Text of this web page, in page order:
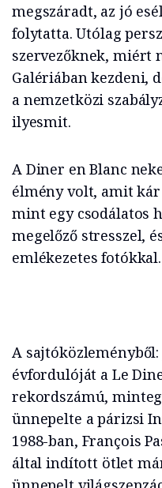
megszáradt, az jó
folytatta. Utólag
szervezőknek, miért
Galériában kezdeni,
a nemzetközi
ilyesmit.
A Diner en Blanc
élmény volt, amit
mint egy csodálatos
megelőző stresszel,
emlékezetes fotókkal.
A
évfordulóját a Le
rekordszámú,
ünnepelte a párizsi
1988-ban, François
által indított ötlet